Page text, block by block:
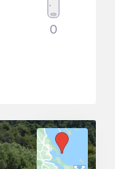
0